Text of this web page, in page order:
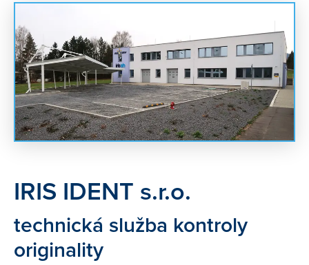
IRIS IDENT s.r.o.
technická služba kontroly
originality